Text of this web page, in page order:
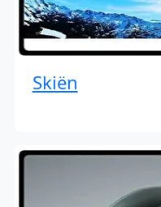
Skiën